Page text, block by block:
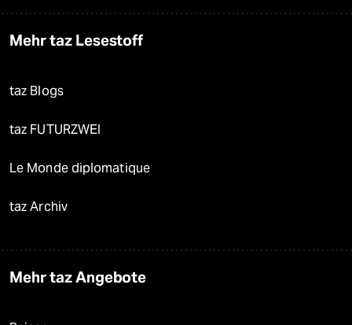
Mehr taz Lesestoff
taz Blogs
taz FUTURZWEI
Le Monde diplomatique
taz Archiv
Mehr taz Angebote